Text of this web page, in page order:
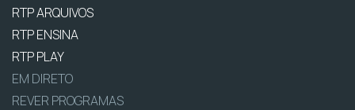
RTP ARQUIVOS
RTP ENSINA
RTP PLAY
EM DIRETO
REVER PROGRAMAS